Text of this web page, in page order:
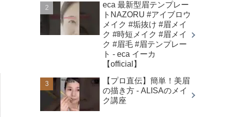
eca 最新型眉テンプレー
トNAZORU #アイブロウ
メイク #垢抜け #眉メイ
ク #時短メイク #眉メイ
ク #眉毛 #眉テンプレー
ト - eca イーカ
【official】
【プロ直伝】簡単！美眉
の描き方 - ALISAのメイ
ク講座